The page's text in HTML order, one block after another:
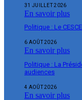
31 JUILLET 2026
En savoir plus
Politique : Le
6 AOÛT 2026
En savoir plus
Politique : La
audiences
4 AOÛT 2026
En savoir plus